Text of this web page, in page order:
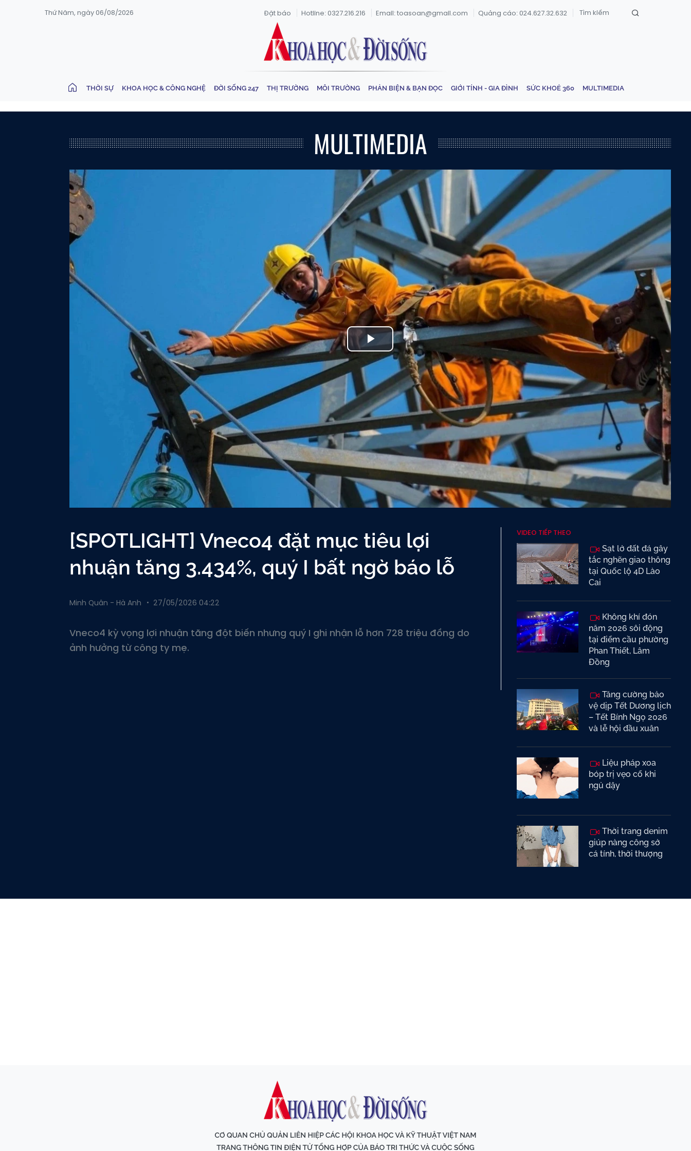
Thứ Năm, ngày 06/08/2026 Đặt báo Hotline: 0327.216.216 Email: toasoan@gmail.com Quảng cáo: 024.627.32.632
THỜI SỰ KHOA HỌC & CÔNG NGHỆ ĐỜI SỐNG 247 THỊ TRƯỜNG MÔI TRƯỜNG PHẢN BIỆN & BẠN ĐỌC GIỚI TÍNH - GIA ĐÌNH SỨC KHOẺ 360 MULTIMEDIA
MULTIMEDIA
Play
Video
[SPOTLIGHT] Vneco4 đặt mục tiêu lợi
nhuận tăng 3.434%, quý I bất ngờ báo lỗ
Minh Quân - Hà Anh 27/05/2026 04:22
Vneco4 kỳ vọng lợi nhuận tăng đột biến nhưng quý I ghi nhận lỗ hơn 728 triệu đồng do
ảnh hưởng từ công ty mẹ.
VIDEO TIẾP THEO
Sạt lở đất đá gây
tắc nghẽn giao thông
tại Quốc lộ 4D Lào
Cai
Không khí đón
năm 2026 sôi động
tại điểm cầu phường
Phan Thiết, Lâm
Đồng
Tăng cường bảo
vệ dịp Tết Dương lịch
– Tết Bính Ngọ 2026
và lễ hội đầu xuân
Liệu pháp xoa
bóp trị vẹo cổ khi
ngủ dậy
Thời trang denim
giúp nàng công sở
cá tính, thời thượng